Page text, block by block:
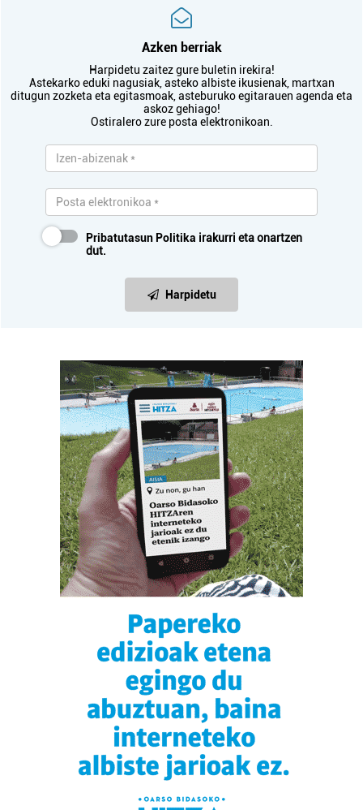
Azken berriak
Harpidetu zaitez gure buletin irekira!
Astekarko eduki nagusiak, asteko albiste ikusienak, martxan
ditugun zozketa eta egitasmoak, asteburuko egitarauen agenda eta
askoz gehiago!
Ostiralero zure posta elektronikoan.
Pribatutasun Politika irakurri eta onartzen
dut.
Harpidetu